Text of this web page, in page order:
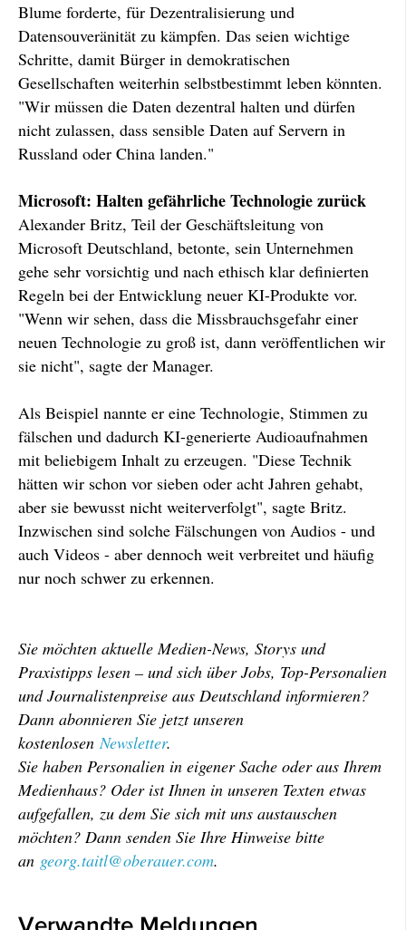
Blume forderte, für Dezentralisierung und
Datensouveränität zu kämpfen. Das seien wichtige
Schritte, damit Bürger in demokratischen
Gesellschaften weiterhin selbstbestimmt leben könnten.
"Wir müssen die Daten dezentral halten und dürfen
nicht zulassen, dass sensible Daten auf Servern in
Russland oder China landen."
Microsoft: Halten gefährliche Technologie zurück
Alexander Britz, Teil der Geschäftsleitung von
Microsoft Deutschland, betonte, sein Unternehmen
gehe sehr vorsichtig und nach ethisch klar definierten
Regeln bei der Entwicklung neuer KI-Produkte vor.
"Wenn wir sehen, dass die Missbrauchsgefahr einer
neuen Technologie zu groß ist, dann veröffentlichen wir
sie nicht", sagte der Manager.
Als Beispiel nannte er eine Technologie, Stimmen zu
fälschen und dadurch KI-generierte Audioaufnahmen
mit beliebigem Inhalt zu erzeugen. "Diese Technik
hätten wir schon vor sieben oder acht Jahren gehabt,
aber sie bewusst nicht weiterverfolgt", sagte Britz.
Inzwischen sind solche Fälschungen von Audios - und
auch Videos - aber dennoch weit verbreitet und häufig
nur noch schwer zu erkennen.
Sie möchten aktuelle Medien-News, Storys und
Praxistipps lesen – und sich über Jobs, Top-Personalien
und Journalistenpreise aus Deutschland informieren?
Dann abonnieren Sie jetzt unseren
kostenlosenNewsletter.
Sie haben Personalien in eigener Sache oder aus Ihrem
Medienhaus? Oder ist Ihnen in unseren Texten etwas
aufgefallen, zu dem Sie sich mit uns austauschen
möchten? Dann senden Sie Ihre Hinweise bitte
an georg.taitl@oberauer.com.
Verwandte Meldungen